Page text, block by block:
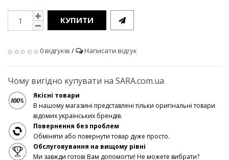
КУПИТИ
0 відгуків / Написати відгук
Чому вигідно купувати на SARA.com.ua
Якісні товари
В нашому магазині представлені тільки оригінальні товари
відомих українських брендів.
Повернення без проблем
Обміняти або повернути товар дуже просто.
Обслуговування на вищому рівні
Ми завжди готові Вам допомогти! Не можете вибрати?